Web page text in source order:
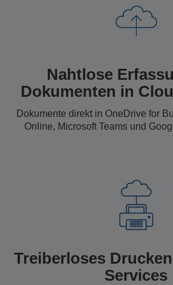
Nahtlose
Dokumenten in
Dokumente direkt in OneDrive for
Online, Microsoft Teams und
Treiberloses
Services